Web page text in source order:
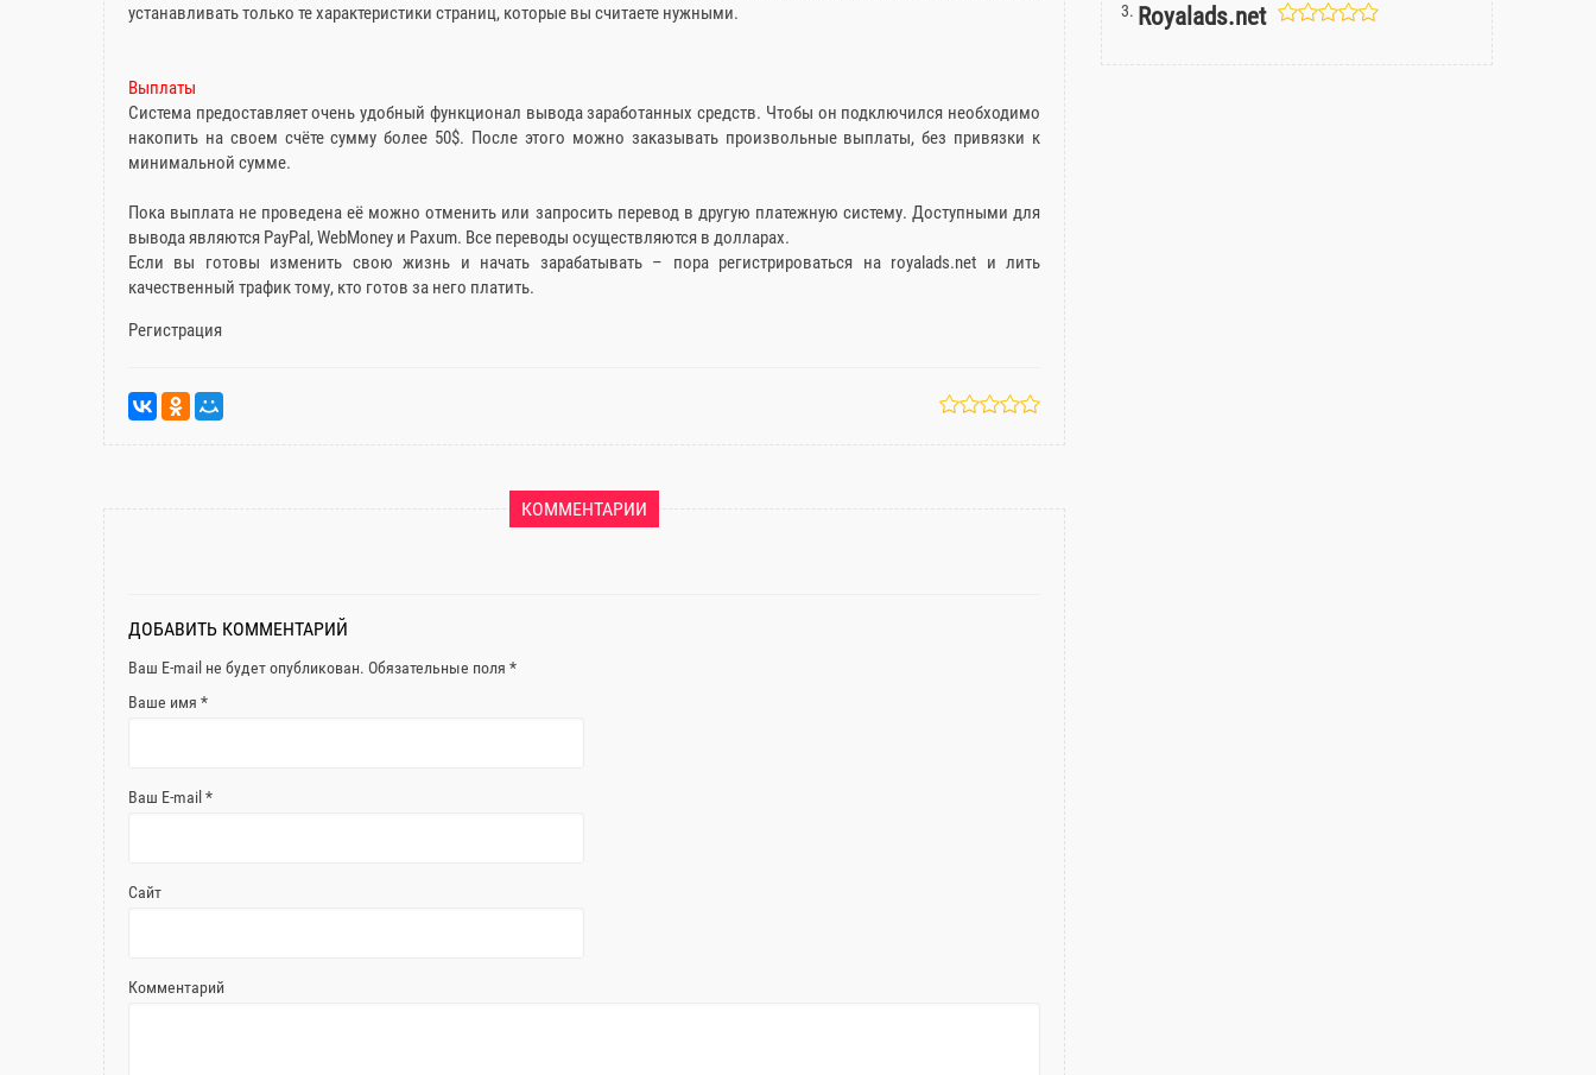
Royalads.net
устанавливать только те характеристики страниц, которые вы считаете нужными.
Выплаты
Система предоставляет очень удобный функционал вывода заработанных средств. Чтобы он подключился необходимо
накопить на своем счёте сумму более 50$. После этого можно заказывать произвольные выплаты, без привязки к
минимальной сумме.
Пока выплата не проведена её можно отменить или запросить перевод в другую платежную систему. Доступными для
вывода являются PayPal, WebMoney и Paxum. Все переводы осуществляются в долларах.
Если вы готовы изменить свою жизнь и начать зарабатывать – пора регистрироваться на royalads.net и лить
качественный трафик тому, кто готов за него платить.
Регистрация
КОММЕНТАРИИ
ДОБАВИТЬ КОММЕНТАРИЙ
Ваш E-mail не будет опубликован. Обязательные поля *
Ваше имя *
Ваш E-mail *
Сайт
Комментарий